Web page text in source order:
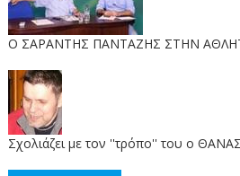
O ΣΑΡΑΝΤΗΣ ΠΑΝΤΑΖΗΣ ΣΤΗΝ
Σχολιάζει με τον ''τρόπο'' του ο